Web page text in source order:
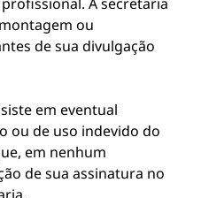
ou
de sua divulgação
em eventual
ou de uso indevido do
em nenhum
de sua assinatura no